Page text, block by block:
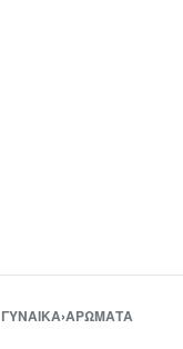
ΓΥΝΑΊΚΑ›ΑΡΏΜΑΤΑ